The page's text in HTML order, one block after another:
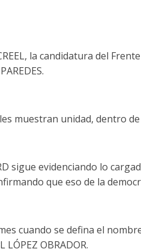
la candidatura del
muestran unidad, dentro
sigue evidenciando lo
que eso de la
cuando se defina el
LÓPEZ OBRADOR.